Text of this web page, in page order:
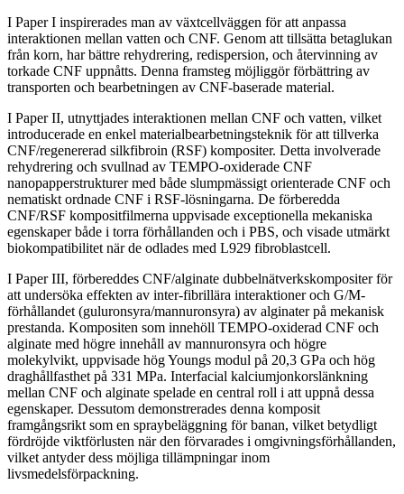
I Paper I inspirerades man av växtcellväggen för att anpassa
interaktionen mellan vatten och CNF. Genom att tillsätta betaglukan
från korn, har bättre rehydrering, redispersion, och återvinning av
torkade CNF uppnåtts. Denna framsteg möjliggör förbättring av
transporten och bearbetningen av CNF-baserade material.
I Paper II, utnyttjades interaktionen mellan CNF och vatten, vilket
introducerade en enkel materialbearbetningsteknik för att tillverka
CNF/regenererad silkfibroin (RSF) kompositer. Detta involverade
rehydrering och svullnad av TEMPO-oxiderade CNF
nanopapperstrukturer med både slumpmässigt orienterade CNF och
nematiskt ordnade CNF i RSF-lösningarna. De förberedda
CNF/RSF kompositfilmerna uppvisade exceptionella mekaniska
egenskaper både i torra förhållanden och i PBS, och visade utmärkt
biokompatibilitet när de odlades med L929 fibroblastcell.
I Paper III, förbereddes CNF/alginate dubbelnätverkskompositer för
att undersöka effekten av inter-fibrillära interaktioner och G/M-
förhållandet (guluronsyra/mannuronsyra) av alginater på mekanisk
prestanda. Kompositen som innehöll TEMPO-oxiderad CNF och
alginate med högre innehåll av mannuronsyra och högre
molekylvikt, uppvisade hög Youngs modul på 20,3 GPa och hög
draghållfasthet på 331 MPa. Interfacial kalciumjonkorslänkning
mellan CNF och alginate spelade en central roll i att uppnå dessa
egenskaper. Dessutom demonstrerades denna komposit
framgångsrikt som en spraybeläggning för banan, vilket betydligt
fördröjde viktförlusten när den förvarades i omgivningsförhållanden,
vilket antyder dess möjliga tillämpningar inom
livsmedelsförpackning.